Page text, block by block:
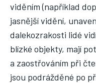
viděním (například
jasnější vidění,
dalekozrakosti lidé
blízké objekty, mají
a zaostřováním při
jsou podrážděné po